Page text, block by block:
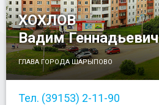
ХОХЛОВ
Вадим Геннадьевич
ГЛАВА ГОРОДА ШАРЫПОВО
Тел. (39153) 2-11-90